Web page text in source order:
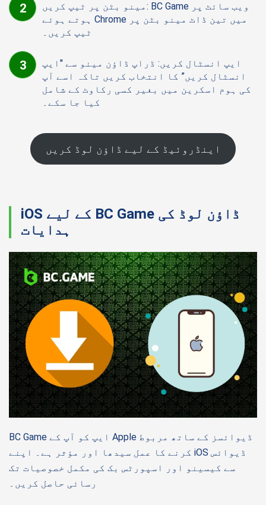
مینو بٹن پر ٹیپ کریں: BC Game ویب سائٹ پر
ہوتے ہوئے Chrome میں تین ڈاٹ مینو بٹن پر
ٹیپ کریں۔
ایپ انسٹال کریں: ڈراپ ڈاؤن مینو سے "ایپ
انسٹال کریں” کا انتخاب کریں تاکہ اسے آپ
کی ہوم اسکرین میں بغیر کسی رکاوٹ کے شامل
کیا جا سکے۔
اینڈروئیڈ کے لیے ڈاؤن لوڈ کریں
iOS کے لیے BC Game ڈاؤن لوڈ کی
ہدایات
BC Game ایپ کو آپ کے Apple ڈیوائسز کے ساتھ مربوط
کرنے کا عمل سیدھا اور مؤثر ہے۔ اپنے iOS ڈیوائس
سے کیسینو اور اسپورٹس بک کی مکمل خصوصیات تک
رسائی حاصل کریں۔